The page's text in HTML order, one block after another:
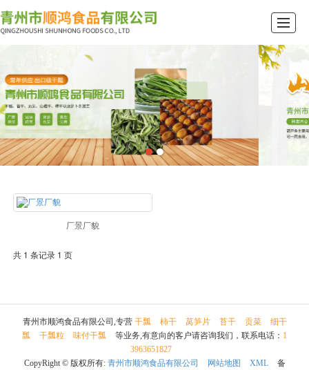
留言反馈
厂景厂貌
共 1 条记录 1 页
青州市顺鸿食品有限公司,专营 干瓢 柿干 莴笋片 苔干 贡菜
细干
瓢
干瓢粒 味付干瓢 等业务,有意向的客户请咨询我们，联系电话： 1
3963651827
CopyRight © 版权所有: 青州市顺鸿食品有限公司 网站地图 XML
备